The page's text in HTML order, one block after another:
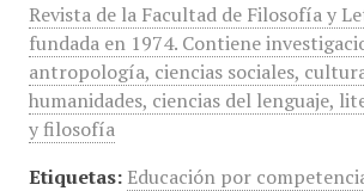
Revista de la Facultad de Filosofía y
fundada en 1974. Contiene
antropología, ciencias sociales,
humanidades, ciencias del lenguaje,
y filosofía
Etiquetas: Educación por